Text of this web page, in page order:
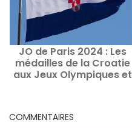
JO de Paris 2024 : Les
médailles de la Croatie
aux Jeux Olympiques et
COMMENTAIRES